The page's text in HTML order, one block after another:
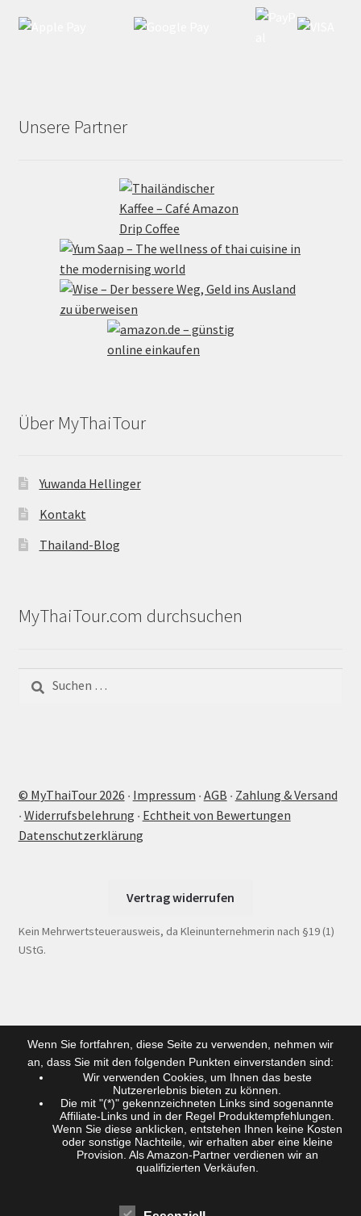
Unsere Partner
Über MyThaiTour
Yuwanda Hellinger
Kontakt
Thailand-Blog
MyThaiTour.com durchsuchen
nach:
© MyThaiTour 2026 ‧ Impressum ‧ AGB ‧ Zahlung & Versand
‧ Widerrufsbelehrung ‧ Echtheit von Bewertungen
Datenschutzerklärung
Vertrag widerrufen
Kein Mehrwertsteuerausweis, da Kleinunternehmerin nach §19 (1)
UStG.
Wenn Sie fortfahren, diese Seite zu verwenden, nehmen wir
an, dass Sie mit den folgenden Punkten einverstanden sind:
Wir verwenden Cookies, um Ihnen das beste
Nutzererlebnis bieten zu können.
Die mit "(*)" gekennzeichneten Links sind sogenannte
Affiliate-Links und in der Regel Produktempfehlungen.
Wenn Sie diese ankIicken, entstehen Ihnen keine Kosten
oder sonstige Nachteile, wir erhalten aber eine kleine
Provision. Als Amazon-Partner verdienen wir an
qualifizierten Verkäufen.